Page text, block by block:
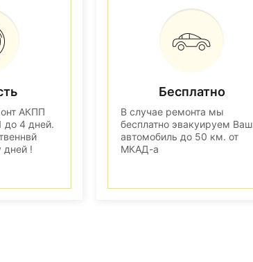
АКПП
до 4 дней.
дней !
Бесплатно
В случае ремонта мы
бесплатно эвакуируем Ваш
автомобиль до 50 км. от
МКАД-а